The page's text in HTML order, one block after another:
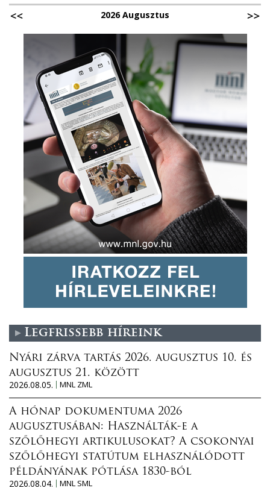
2026 Augusztus
Legfrissebb híreink
Nyári zárva tartás 2026. augusztus 10. és
augusztus 21. között
2026.08.05.
MNL ZML
A hónap dokumentuma 2026
augusztusában: Használták-e a
szőlőhegyi artikulusokat? A csokonyai
szőlőhegyi statútum elhasználódott
példányának pótlása 1830-ból
2026.08.04.
MNL SML